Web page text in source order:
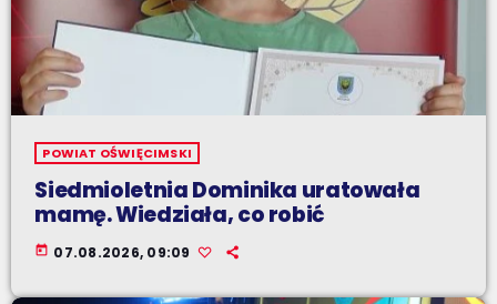
POWIAT OŚWIĘCIMSKI
Siedmioletnia Dominika uratowała
mamę. Wiedziała, co robić
today 07.08.2026, 09:09